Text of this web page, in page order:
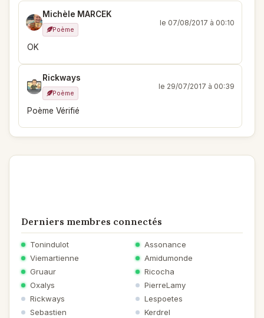
Michèle MARCEK
Poème
le 07/08/2017 à 00:10
OK
Rickways
Poème
le 29/07/2017 à 00:39
Poème Vérifié
Derniers membres connectés
Tonindulot
Assonance
Viemartienne
Amidumonde
Gruaur
Ricocha
Oxalys
PierreLamy
Rickways
Lespoetes
Sebastien
Kerdrel